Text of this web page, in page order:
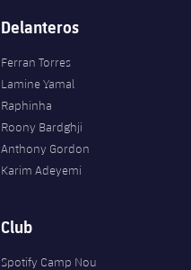
Delanteros
Ferran Torres
Lamine Yamal
Raphinha
Roony Bardghji
Anthony Gordon
Karim Adeyemi
Club
Spotify Camp Nou